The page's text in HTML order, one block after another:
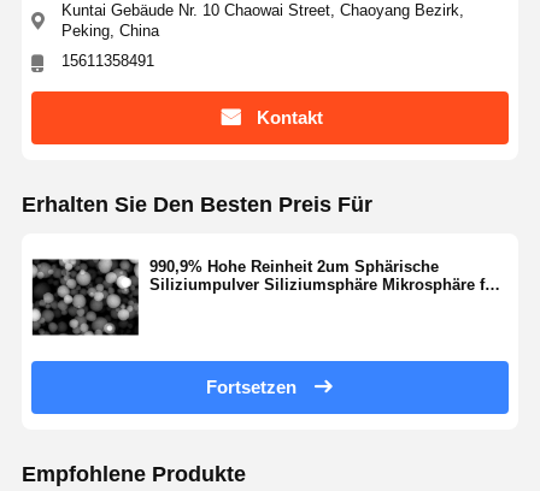
Hydrophobisch ausgespummtes Silizium
Silikonmetallpulver
Kuntai Gebäude Nr. 10 Chaowai Street, Chaoyang Bezirk,
Peking, China
15611358491
Kontakt
Erhalten Sie Den Besten Preis Für
990,9% Hohe Reinheit 2um Sphärische
Siliziumpulver Siliziumsphäre Mikrosphäre für
Fortsetzen
Empfohlene Produkte